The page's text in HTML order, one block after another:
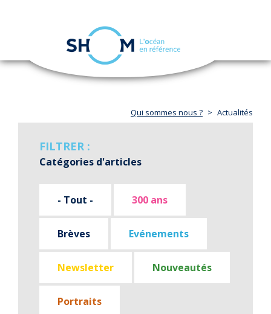
Aller
navigation
Qui sommes nous ? Actualités
FILTRER :
Catégories d'articles
- Tout - 300 ans
Brèves Evénements
Newsletter Nouveautés
Portraits